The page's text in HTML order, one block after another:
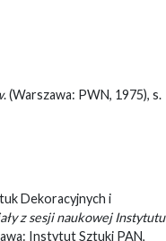
. (Warszawa: PWN, 1975), s.
Dekoracyjnych i
z sesji naukowej Instytutu
Instytut Sztuki PAN,